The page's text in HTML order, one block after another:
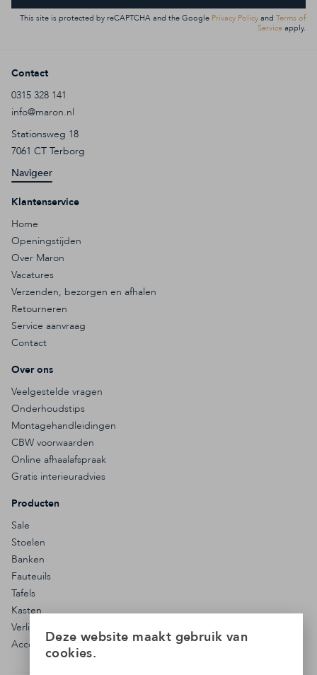
This site is protected by reCAPTCHA and the Google Privacy Policy and Terms of
Service apply.
Contact
0315 328 141
info@maron.nl
Stationsweg 18
7061 CT Terborg
Navigeer
Klantenservice
Home
Openingstijden
Over Maron
Vacatures
Verzenden, bezorgen en afhalen
Retourneren
Service aanvraag
Contact
Over ons
Veelgestelde vragen
Onderhoudstips
Montagehandleidingen
CBW voorwaarden
Online afhaalafspraak
Gratis interieuradvies
Producten
Sale
Stoelen
Banken
Fauteuils
Tafels
Kasten
Verlichting
AccessoiresDeze website maakt gebruik van
cookies.